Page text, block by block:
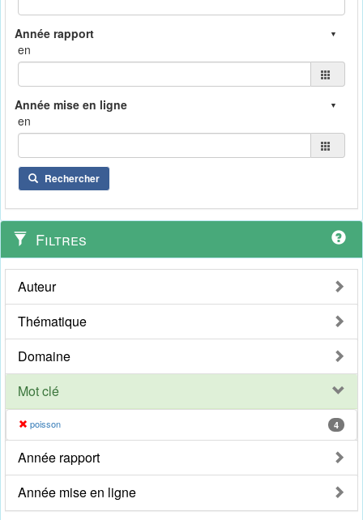
en
en
Rechercher
Filtres
Auteur
Thématique
Domaine
Mot clé
poisson 4
Année rapport
Année mise en ligne